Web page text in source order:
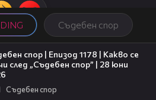
Съдебен спор
спор | Епизод 1178 | Какво се
след „Съдебен спор” | 28 юни
Съдебен спор